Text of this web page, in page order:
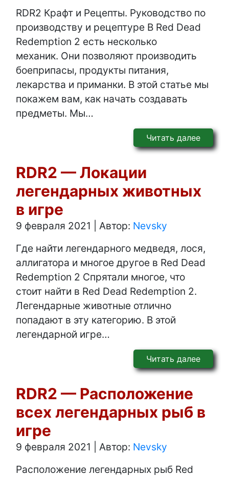
RDR2 Крафт и Рецепты. Руководство по
производству и рецептуре В Red Dead
Redemption 2 есть несколько
механик. Они позволяют производить
боеприпасы, продукты питания,
лекарства и приманки. В этой статье мы
покажем вам, как начать создавать
предметы. Мы…
Читать далее
RDR2 — Локации
легендарных животных
в игре
9 февраля 2021 Автор: Nevsky
Где найти легендарного медведя, лося,
аллигатора и многое другое в Red Dead
Redemption 2 Спрятали многое, что
стоит найти в Red Dead Redemption 2.
Легендарные животные отлично
попадают в эту категорию. В этой
легендарной игре…
Читать далее
RDR2 — Расположение
всех легендарных рыб в
игре
9 февраля 2021 Автор: Nevsky
Расположение легендарных рыб Red